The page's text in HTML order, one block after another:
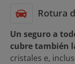
Rotura
Un seguro a
cubre también
cristales e,